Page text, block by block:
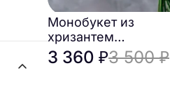
Монобукет из
хризантем
«Сиреневый
3 360 ₽3 500 ₽